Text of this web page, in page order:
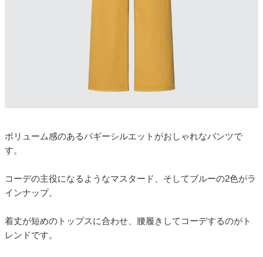
ボリューム感のあるバギーシルエットがおしゃれなパンツで
す。
コーデの主役になるようなマスタード、そしてブルーの2色がラ
インナップ。
着丈が短めのトップスに合わせ、腰履きしてコーデするのがト
レンドです。